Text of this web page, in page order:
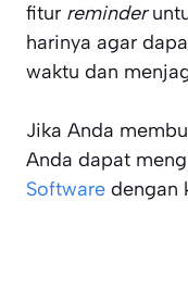
fitur reminder
harinya agar
waktu dan
Jika Anda
Anda dapat
Software dengan